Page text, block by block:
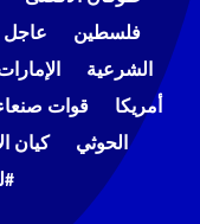
فلسطين
عاجل
الشرعية
أمريكا
قوات
الحوثي
كيان